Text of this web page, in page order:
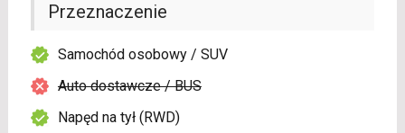
Przeznaczenie
Samochód osobowy / SUV
Auto dostawcze / BUS
Napęd na tył (RWD)